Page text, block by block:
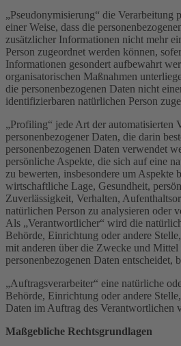
„Pseudonymisierung“ die Verarbeitung
einer Weise, dass die
zusätzlicher Informationen nicht mehr
Person zugeordnet werden können,
Informationen gesondert aufbewahrt
organisatorischen Maßnahmen
die personenbezogenen Daten nicht
identifizierbaren natürlichen Person
„Profiling“ jede Art der automatisierten
personenbezogener Daten, die darin
personenbezogenen Daten verwendet
persönliche Aspekte, die sich auf eine
zu bewerten, insbesondere um Aspekte
wirtschaftliche Lage, Gesundheit,
Zuverlässigkeit, Verhalten,
natürlichen Person zu analysieren oder
Als „Verantwortlicher“ wird die
Behörde, Einrichtung oder andere
mit anderen über die Zwecke und
personenbezogenen Daten entscheidet,
„Auftragsverarbeiter“ eine natürliche
Behörde, Einrichtung oder andere
Daten im Auftrag des Verantwortlichen
Maßgebliche Rechtsgrundlagen